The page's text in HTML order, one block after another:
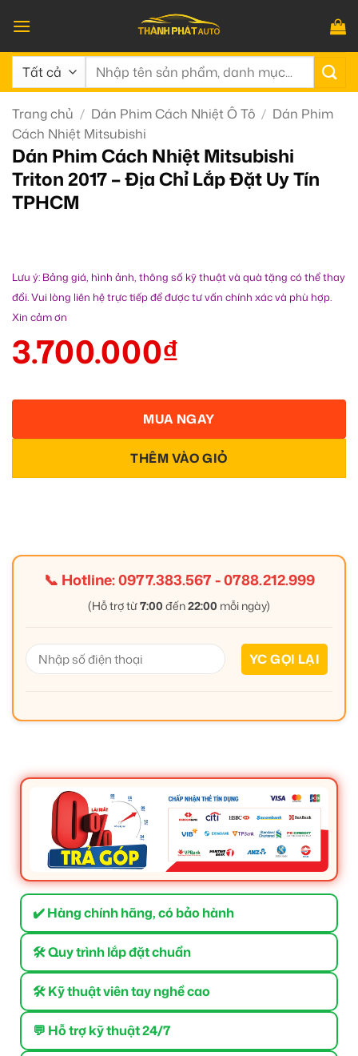
qua
nội
dung
Tìm
Trang chủ / Dán Phim Cách Nhiệt Ô Tô / Dán Phim
Cách Nhiệt Mitsubishi
Dán Phim Cách Nhiệt Mitsubishi
Triton 2017 – Địa Chỉ Lắp Đặt Uy Tín
TPHCM
Lưu ý: Bảng giá, hình ảnh, thông số kỹ thuật và quà tặng có thể thay
đổi. Vui lòng liên hệ trực tiếp để được tư vấn chính xác và phù hợp.
Xin cảm ơn
3.700.000₫
THÊM VÀO GIỎ
MUA NGAY
📞 Hotline:0977.383.567-0788.212.999
(Hỗ trợ từ7:00 đến22:00 mỗi ngày)
✔️ Hàng chính hãng, có bảo hành
🛠 Quy trình lắp đặt chuẩn
🛠 Kỹ thuật viên tay nghề cao
💬 Hỗ trợ kỹ thuật 24/7